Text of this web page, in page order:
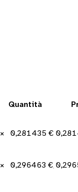
Quantità
× 0,281435 €/kWh
× 0,296463 €/kWh